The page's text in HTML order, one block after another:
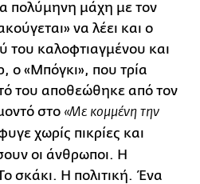
πολύμηνη μάχη με τον
να λέει και ο
του καλοφτιαγμένου και
ο «Μπόγκι», που τρία
του αποθεώθηκε από τον
στο «Με κομμένη την
χωρίς πικρίες και
οι άνθρωποι. Η
σκάκι. Η πολιτική. Ένα